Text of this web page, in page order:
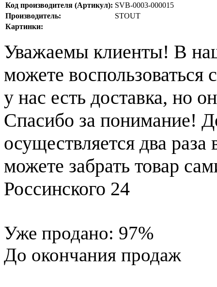
Код производителя (Артикул): SVB-0003-000015
Производитель:
STOUT
Картинки:
Уважаемы клиенты! В
можете воспользоваться
у нас есть доставка, но
Спасибо за понимание!
осуществляется два
можете забрать товар
Россинского 24
Уже продано: 97%
До окончания продаж